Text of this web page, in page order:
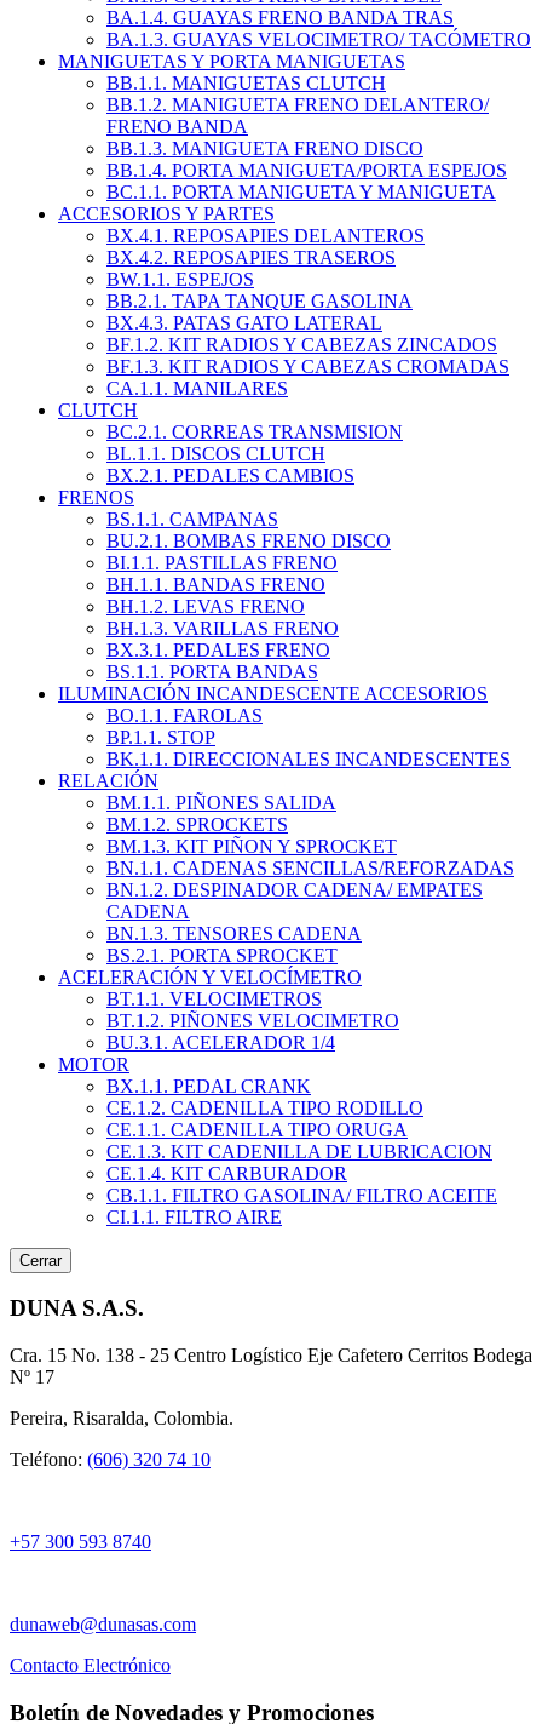
BA.1.4. GUAYAS FRENO BANDA TRAS
BA.1.3. GUAYAS VELOCIMETRO/ TACÓMETRO
MANIGUETAS Y PORTA MANIGUETAS
BB.1.1. MANIGUETAS CLUTCH
BB.1.2. MANIGUETA FRENO DELANTERO/
FRENO BANDA
BB.1.3. MANIGUETA FRENO DISCO
BB.1.4. PORTA MANIGUETA/PORTA ESPEJOS
BC.1.1. PORTA MANIGUETA Y MANIGUETA
ACCESORIOS Y PARTES
BX.4.1. REPOSAPIES DELANTEROS
BX.4.2. REPOSAPIES TRASEROS
BW.1.1. ESPEJOS
BB.2.1. TAPA TANQUE GASOLINA
BX.4.3. PATAS GATO LATERAL
BF.1.2. KIT RADIOS Y CABEZAS ZINCADOS
BF.1.3. KIT RADIOS Y CABEZAS CROMADAS
CA.1.1. MANILARES
CLUTCH
BC.2.1. CORREAS TRANSMISION
BL.1.1. DISCOS CLUTCH
BX.2.1. PEDALES CAMBIOS
FRENOS
BS.1.1. CAMPANAS
BU.2.1. BOMBAS FRENO DISCO
BI.1.1. PASTILLAS FRENO
BH.1.1. BANDAS FRENO
BH.1.2. LEVAS FRENO
BH.1.3. VARILLAS FRENO
BX.3.1. PEDALES FRENO
BS.1.1. PORTA BANDAS
ILUMINACIÓN INCANDESCENTE ACCESORIOS
BO.1.1. FAROLAS
BP.1.1. STOP
BK.1.1. DIRECCIONALES INCANDESCENTES
RELACIÓN
BM.1.1. PIÑONES SALIDA
BM.1.2. SPROCKETS
BM.1.3. KIT PIÑON Y SPROCKET
BN.1.1. CADENAS SENCILLAS/REFORZADAS
BN.1.2. DESPINADOR CADENA/ EMPATES
CADENA
BN.1.3. TENSORES CADENA
BS.2.1. PORTA SPROCKET
ACELERACIÓN Y VELOCÍMETRO
BT.1.1. VELOCIMETROS
BT.1.2. PIÑONES VELOCIMETRO
BU.3.1. ACELERADOR 1/4
MOTOR
BX.1.1. PEDAL CRANK
CE.1.2. CADENILLA TIPO RODILLO
CE.1.1. CADENILLA TIPO ORUGA
CE.1.3. KIT CADENILLA DE LUBRICACION
CE.1.4. KIT CARBURADOR
CB.1.1. FILTRO GASOLINA/ FILTRO ACEITE
CI.1.1. FILTRO AIRE
Cerrar
DUNA S.A.S.
Cra. 15 No. 138 - 25 Centro Logístico Eje Cafetero Cerritos Bodega
Nº 17
Pereira, Risaralda, Colombia.
Teléfono: (606) 320 74 10
+57 300 593 8740
dunaweb@dunasas.com
Contacto Electrónico
Boletín de Novedades y Promociones